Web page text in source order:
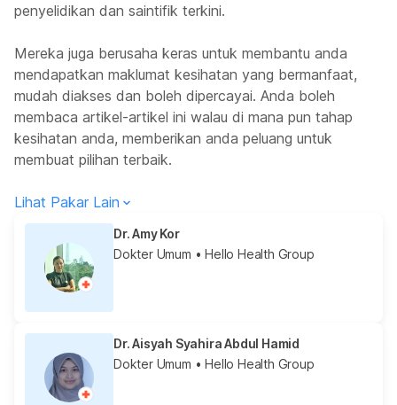
penyelidikan dan saintifik terkini.
Mereka juga berusaha keras untuk membantu anda
mendapatkan maklumat kesihatan yang bermanfaat,
mudah diakses dan boleh dipercayai. Anda boleh
membaca artikel-artikel ini walau di mana pun tahap
kesihatan anda, memberikan anda peluang untuk
membuat pilihan terbaik.
Lihat Pakar Lain
Dr. Amy Kor
Dokter Umum • Hello Health Group
Dr. Aisyah Syahira Abdul Hamid
Dokter Umum • Hello Health Group